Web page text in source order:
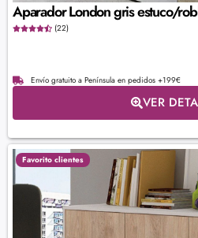
Aparador London gris estuco/
(22)
Envío gratuito a Península en pedidos +199€
VER
Favorito clientes